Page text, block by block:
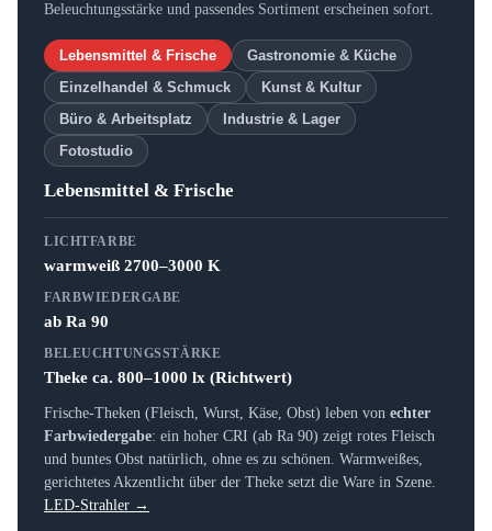
Beleuchtungsstärke und passendes Sortiment erscheinen sofort.
Lebensmittel & Frische
Gastronomie & Küche
Einzelhandel & Schmuck
Kunst & Kultur
Büro & Arbeitsplatz
Industrie & Lager
Fotostudio
Lebensmittel & Frische
LICHTFARBE
warmweiß 2700–3000 K
FARBWIEDERGABE
ab Ra 90
BELEUCHTUNGSSTÄRKE
Theke ca. 800–1000 lx (Richtwert)
Frische-Theken (Fleisch, Wurst, Käse, Obst) leben von echter
Farbwiedergabe: ein hoher CRI (ab Ra 90) zeigt rotes Fleisch
und buntes Obst natürlich, ohne es zu schönen. Warmweißes,
gerichtetes Akzentlicht über der Theke setzt die Ware in Szene.
LED-Strahler →